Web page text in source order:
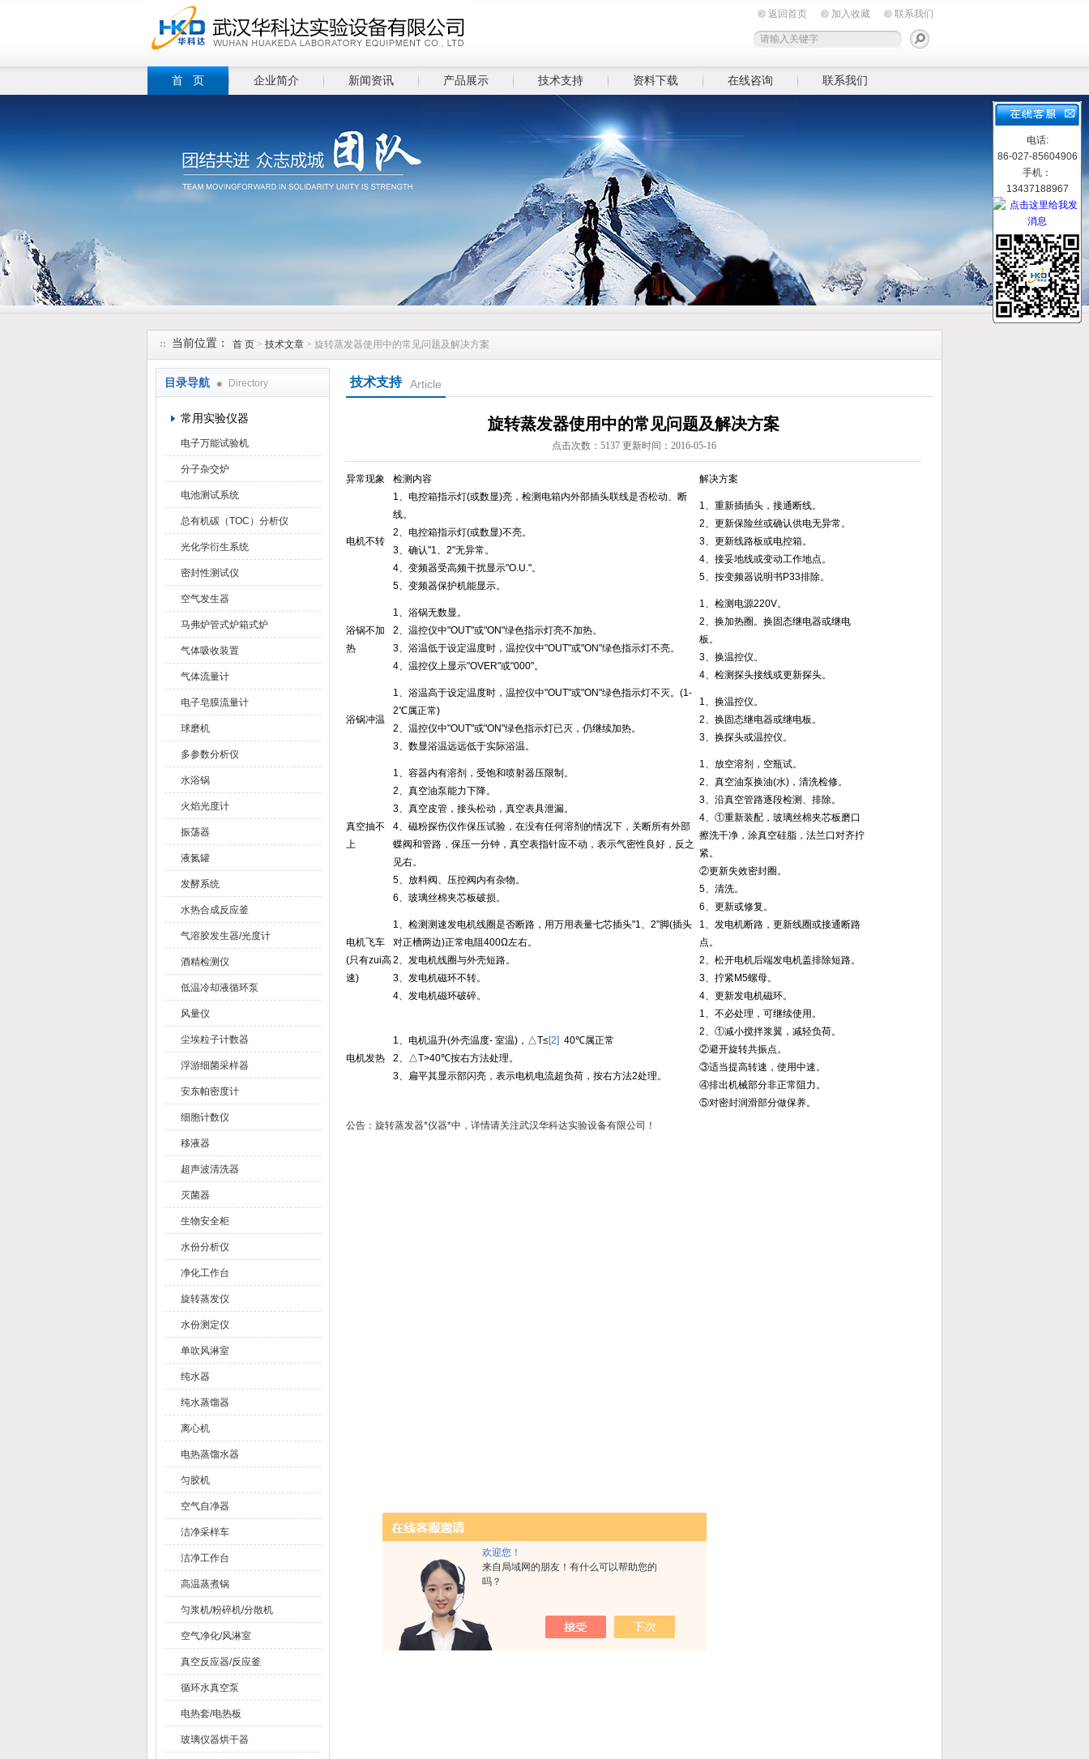
欢迎您！
来自局域网的朋友！有什么可以帮助您的
吗？
返回首页 加入收藏 联系我们
首 页 企业简介 新闻资讯 产品展示 技术支持 资料下载 在线咨询 联系我们
当前位置： 首 页 > 技术文章 > 旋转蒸发器使用中的常见问题及解决方案
目录导航 Directory
常用实验仪器
电子万能试验机
分子杂交炉
电池测试系统
总有机碳（TOC）分析仪
光化学衍生系统
密封性测试仪
空气发生器
马弗炉管式炉箱式炉
气体吸收装置
气体流量计
电子皂膜流量计
球磨机
多参数分析仪
水浴锅
火焰光度计
振荡器
液氮罐
发酵系统
水热合成反应釜
气溶胶发生器/光度计
酒精检测仪
低温冷却液循环泵
风量仪
尘埃粒子计数器
浮游细菌采样器
安东帕密度计
细胞计数仪
移液器
超声波清洗器
灭菌器
生物安全柜
水份分析仪
净化工作台
旋转蒸发仪
水份测定仪
单吹风淋室
纯水器
纯水蒸馏器
离心机
电热蒸馏水器
匀胶机
空气自净器
洁净采样车
洁净工作台
高温蒸煮锅
匀浆机/粉碎机/分散机
空气净化/风淋室
真空反应器/反应釜
循环水真空泵
电热套/电热板
玻璃仪器烘干器
技术支持 Article
旋转蒸发器使用中的常见问题及解决方案
点击次数：5137 更新时间：2016-05-16
异常现象 检测内容 解决方案
电机不转
1、电控箱指示灯(或数显)亮，检测电箱内外部插头联线是否松动、断
线。
2、电控箱指示灯(或数显)不亮。
3、确认"1、2"无异常。
4、变频器受高频干扰显示"O.U."。
5、变频器保护机能显示。
1、重新插插头，接通断线。
2、更新保险丝或确认供电无异常。
3、更新线路板或电控箱。
4、接妥地线或变动工作地点。
5、按变频器说明书P33排除。
浴锅不加
热
1、浴锅无数显。
2、温控仪中"OUT"或"ON"绿色指示灯亮不加热。
3、浴温低于设定温度时，温控仪中"OUT"或"ON"绿色指示灯不亮。
4、温控仪上显示"OVER"或"000"。
1、检测电源220V。
2、换加热圈。换固态继电器或继电
板。
3、换温控仪。
4、检测探头接线或更新探头。
浴锅冲温
1、浴温高于设定温度时，温控仪中"OUT"或"ON"绿色指示灯不灭。(1-
2℃属正常)
2、温控仪中"OUT"或"ON"绿色指示灯已灭，仍继续加热。
3、数显浴温远远低于实际浴温。
1、换温控仪。
2、换固态继电器或继电板。
3、换探头或温控仪。
真空抽不
上
1、容器内有溶剂，受饱和喷射器压限制。
2、真空油泵能力下降。
3、真空皮管，接头松动，真空表具泄漏。
4、磁粉探伤仪作保压试验，在没有任何溶剂的情况下，关断所有外部
蝶阀和管路，保压一分钟，真空表指针应不动，表示气密性良好，反之
见右。
5、放料阀、压控阀内有杂物。
6、玻璃丝棉夹芯板破损。
1、放空溶剂，空瓶试。
2、真空油泵换油(水)，清洗检修。
3、沿真空管路逐段检测、排除。
4、①重新装配，玻璃丝棉夹芯板磨口
擦洗干净，涂真空硅脂，法兰口对齐拧
紧。
②更新失效密封圈。
5、清洗。
6、更新或修复。
电机飞车
(只有zui高
速)
1、检测测速发电机线圈是否断路，用万用表量七芯插头"1、2"脚(插头
对正槽两边)正常电阻400Ω左右。
2、发电机线圈与外壳短路。
3、发电机磁环不转。
4、发电机磁环破碎。
1、发电机断路，更新线圈或接通断路
点。
2、松开电机后端发电机盖排除短路。
3、拧紧M5螺母。
4、更新发电机磁环。
电机发热
1、电机温升(外壳温度- 室温)，△T≤[2] 40℃属正常
2、△T>40℃按右方法处理。
3、扁平其显示部闪亮，表示电机电流超负荷，按右方法2处理。
1、不必处理，可继续使用。
2、①减小搅拌浆翼，减轻负荷。
②避开旋转共振点。
③适当提高转速，使用中速。
④排出机械部分非正常阻力。
⑤对密封润滑部分做保养。
公告：旋转蒸发器*仪器*中，详情请关注武汉华科达实验设备有限公司！
电话:
86-027-85604906
手机：
13437188967